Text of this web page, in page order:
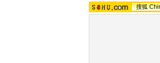
搜狐